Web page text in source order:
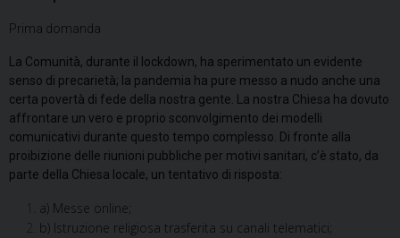
Prima domanda
La Comunità, durante il lockdown, ha sperimentato un evidente
senso di precarietà; la pandemia ha pure messo a nudo anche una
certa povertà di fede della nostra gente. La nostra Chiesa ha dovuto
affrontare un vero e proprio sconvolgimento dei modelli
comunicativi durante questo tempo complesso. Di fronte alla
proibizione delle riunioni pubbliche per motivi sanitari, c’è stato, da
parte della Chiesa locale, un tentativo di risposta:
a) Messe online;
b) Istruzione religiosa trasferita su canali telematici;